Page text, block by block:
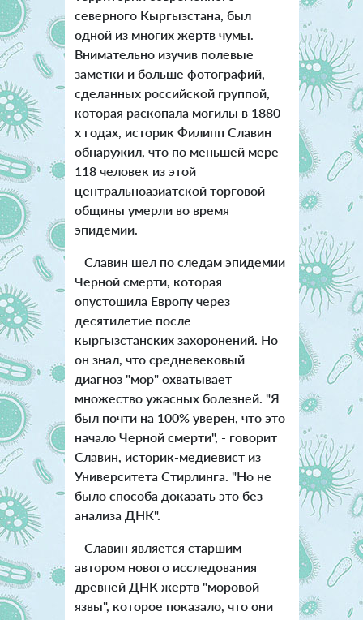
северного Кыргызстана, был
одной из многих жертв чумы.
Внимательно изучив полевые
заметки и больше фотографий,
сделанных российской группой,
которая раскопала могилы в 1880-
х годах, историк Филипп Славин
обнаружил, что по меньшей мере
118 человек из этой
центральноазиатской торговой
общины умерли во время
эпидемии.
Славин шел по следам эпидемии
Черной смерти, которая
опустошила Европу через
десятилетие после
кыргызстанских захоронений. Но
он знал, что средневековый
диагноз "мор" охватывает
множество ужасных болезней. "Я
был почти на 100% уверен, что это
начало Черной смерти", - говорит
Славин, историк-медиевист из
Университета Стирлинга. "Но не
было способа доказать это без
анализа ДНК".
Славин является старшим
автором нового исследования
древней ДНК жертв "моровой
язвы", которое показало, что они